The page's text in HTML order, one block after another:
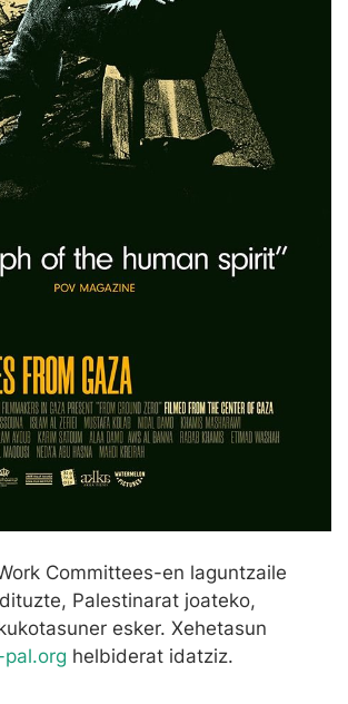
Committees-en laguntzaile
Palestinarat joateko,
esker. Xehetasun
helbiderat idatziz.